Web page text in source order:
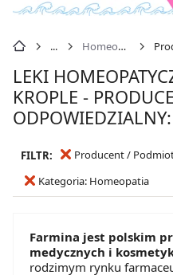
Homeopatia
LEKI
KROPLE -
FILTR:
Producent /
Kategoria: Homeopatia
Farmina jest polskim
medycznych i
rodzimym rynku